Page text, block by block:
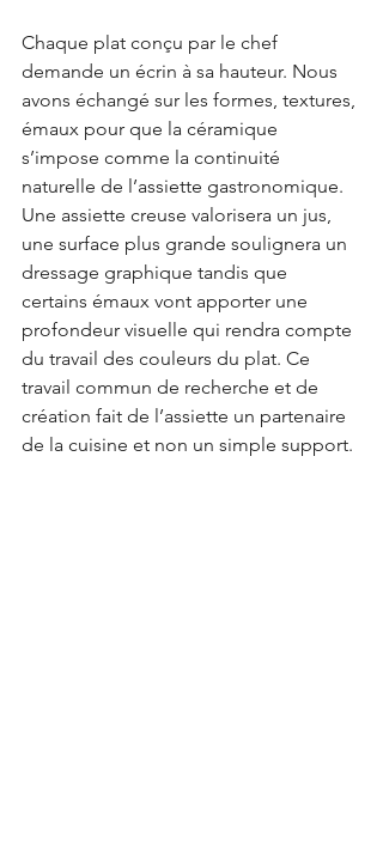
Chaque plat conçu par le chef
demande un écrin à sa hauteur. Nous
avons échangé sur les formes, textures,
émaux pour que la céramique
s’impose comme la continuité
naturelle de l’assiette gastronomique.
Une assiette creuse valorisera un jus,
une surface plus grande soulignera un
dressage graphique tandis que
certains émaux vont apporter une
profondeur visuelle qui rendra compte
du travail des couleurs du plat. Ce
travail commun de recherche et de
création fait de l’assiette un partenaire
de la cuisine et non un simple support.